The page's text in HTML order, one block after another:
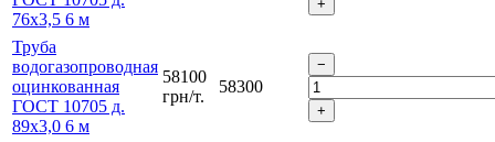
76х3,5 6 м
Труба
водогазопроводная
оцинкованная
ГОСТ 10705 д.
89х3,0 6 м
58100
грн/т.
58300